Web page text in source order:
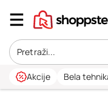
Akcije Bela